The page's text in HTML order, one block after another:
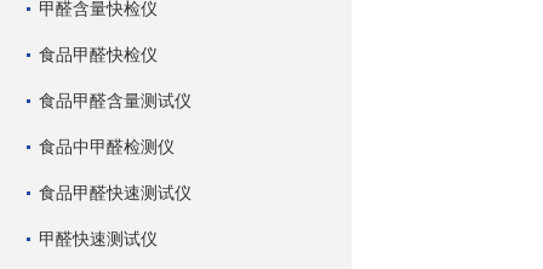
甲醛含量快检仪
食品甲醛快检仪
食品甲醛含量测试仪
食品中甲醛检测仪
食品甲醛快速测试仪
甲醛快速测试仪